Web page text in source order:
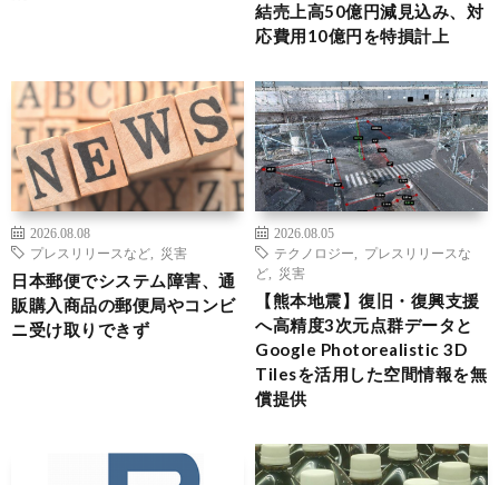
結売上高50億円減見込み、対
応費用10億円を特損計上
2026.08.08
プレスリリースなど
災害
日本郵便でシステム障害、通
販購入商品の郵便局やコンビ
ニ受け取りできず
2026.08.05
テクノロジー
プレスリリースな
ど
災害
【熊本地震】復旧・復興支援
へ高精度3次元点群データと
Google Photorealistic 3D
Tilesを活用した空間情報を無
償提供